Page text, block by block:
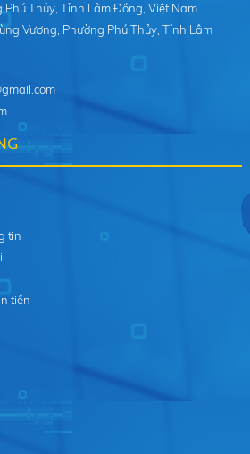
Thủy, Tỉnh Lâm Đồng, Việt Nam.
Vương, Phường Phú Thủy, Tỉnh Lâm
tin
tiền